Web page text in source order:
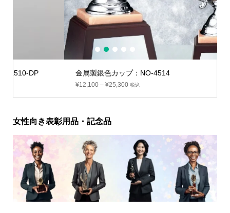
金属製銀色カップ：NO-4514
25,300 税込
1 2 3 4
女性向き表彰用品・記念品